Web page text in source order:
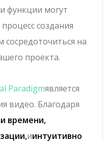
функции могут
создания
на
проекта.
Paradigmявляется
видео. Благодаря
времени,
иинтуитивно